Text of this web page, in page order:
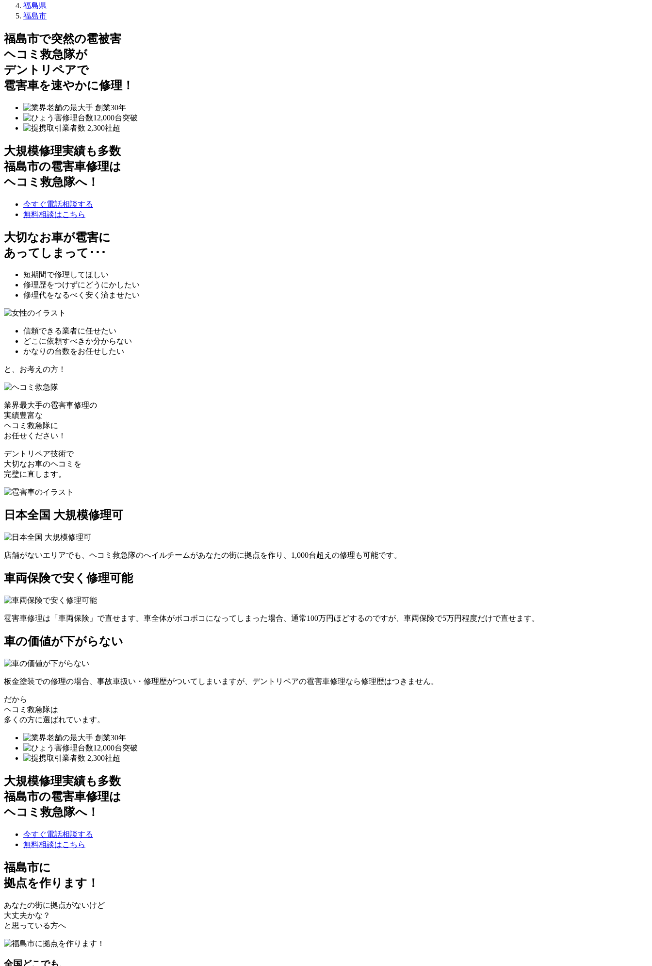
福島県
福島市
福島市で突然の雹被害
ヘコミ救急隊が
デントリペアで
雹害車を速やかに修理！
大規模修理実績も多数
福島市の雹害車修理は
ヘコミ救急隊へ！
今すぐ電話相談する
無料相談はこちら
大切なお車が雹害に
あってしまって･･･
短期間で修理してほしい
修理歴をつけずにどうにかしたい
修理代をなるべく安く済ませたい
信頼できる業者に任せたい
どこに依頼すべきか分からない
かなりの台数をお任せしたい
と、お考えの方！
業界最大手の雹害車修理の
実績豊富な
ヘコミ救急隊に
お任せください！
デントリペア技術で
大切なお車のヘコミを
完璧に直します。
日本全国 大規模修理可
店舗がないエリアでも、ヘコミ救急隊のへイルチームがあなたの街に拠点を作り、1,000台超えの修理も可能です。
車両保険で安く修理可能
雹害車修理は「車両保険」で直せます。車全体がボコボコになってしまった場合、通常100万円ほどするのですが、車両保険で5万円程度だけで直せます。
車の価値が下がらない
板金塗装での修理の場合、事故車扱い・修理歴がついてしまいますが、デントリペアの雹害車修理なら修理歴はつきません。
だから
ヘコミ救急隊は
多くの方に選ばれています。
大規模修理実績も多数
福島市の雹害車修理は
ヘコミ救急隊へ！
今すぐ電話相談する
無料相談はこちら
福島市に
拠点を作ります！
あなたの街に拠点がないけど
大丈夫かな？
と思っている方へ
全国どこでも、